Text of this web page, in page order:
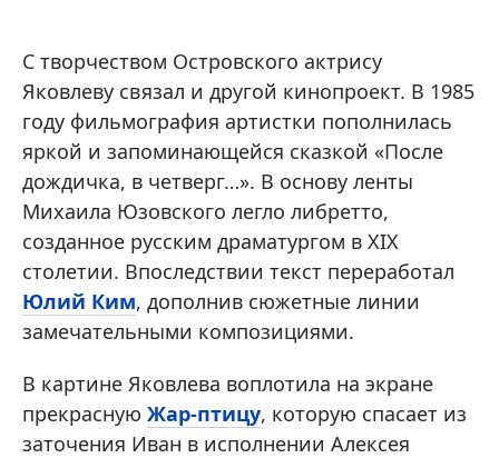
С творчеством Островского актрису
Яковлеву связал и другой кинопроект. В 1985
году фильмография артистки пополнилась
яркой и запоминающейся сказкой «После
дождичка, в четверг…». В основу ленты
Михаила Юзовского легло либретто,
созданное русским драматургом в XIX
столетии. Впоследствии текст переработал
Юлий Ким, дополнив сюжетные линии
замечательными композициями.
В картине Яковлева воплотила на экране
прекрасную Жар-птицу, которую спасает из
заточения Иван в исполнении Алексея